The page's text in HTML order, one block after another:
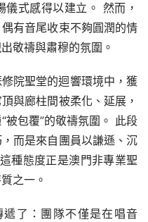
式感得以建立。 然而，
有音尾收束不夠圓潤的情
敬禱與肅穆的氛圍。
院聖堂的迴響環境中，獲
與廊柱間被柔化、延展，
被包覆”的敬禱氛圍。 此段
而是來自團員以謙遜、沉
種態度正是澳門非專業聖
之一。
了：團隊不僅是在唱音